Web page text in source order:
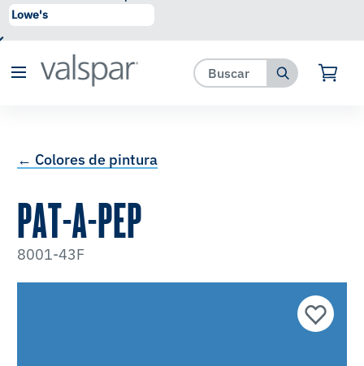
se ha agregado a favoritos.
← Colores de pintura
PAT-A-PEP
8001-43F